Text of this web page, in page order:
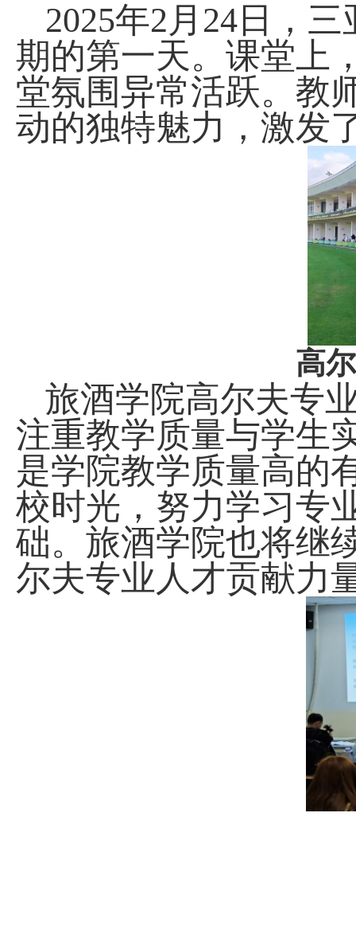
2025年2 月 24 日，
期的第一天。课堂上
堂氛围异常活跃。教
动的独特魅力，激发
高
旅酒学院高尔夫专
注重教学质量与学生
是学院教学质量高的
校时光，努力学习专
础。旅酒学院也将继
尔夫专业人才贡献力